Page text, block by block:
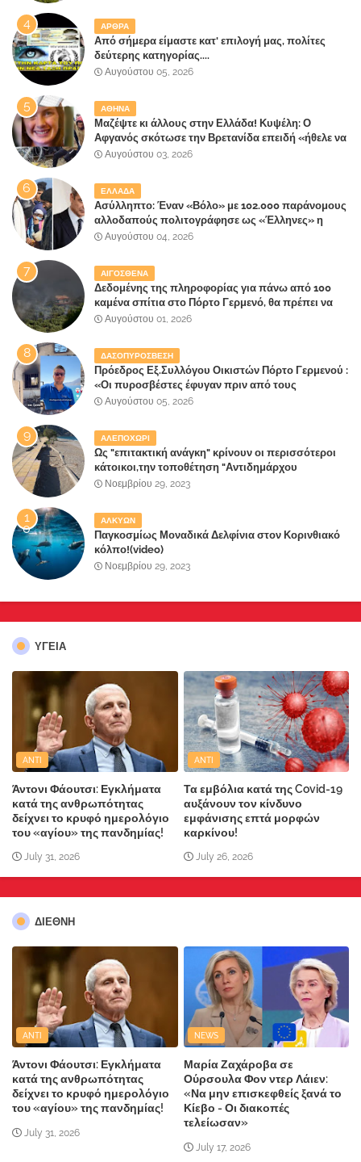
ΑΡΘΡΑ
Από σήμερα είμαστε κατ' επιλογή μας, πολίτες
δεύτερης κατηγορίας....
Αυγούστου 05, 2026
ΑΘΗΝΑ
Μαζέψτε κι άλλους στην Ελλάδα! Κυψέλη: Ο
Αφγανός σκότωσε την Βρετανίδα επειδή «ήθελε να
κάνει τη σύντροφό του χριστιανή»
Αυγούστου 03, 2026
ΕΛΛΑΔΑ
Ασύλληπτο: Έναν «Βόλο» με 102.000 παράνομους
αλλοδαπούς πολιτογράφησε ως «Έλληνες» η
κυβέρνηση!
Αυγούστου 04, 2026
ΑΙΓΟΣΘΕΝΑ
Δεδομένης της πληροφορίας για πάνω από 100
καμένα σπίτια στο Πόρτο Γερμενό, θα πρέπει να
αναζητηθούν ευθύνες για την ολοσχερή
επίγειου παραδείσου της Αττικής
Αυγούστου 01, 2026
ΔΑΣΟΠΥΡΟΣΒΕΣΗ
Πρόεδρος Εξ.Συλλόγου Οικιστών Πόρτο Γερμενού :
«Οι πυροσβέστες έφυγαν πριν από τους
κατοίκους»
Αυγούστου 05, 2026
ΑΛΕΠΟΧΩΡΙ
Ως "επιτακτική ανάγκη" κρίνουν οι περισσότεροι
κάτοικοι,την τοποθέτηση "Αντιδημάρχου
Παραλιακής Ζώνης" στο Δήμο Μάνδρας-Ειδυλλίας!
Νοεμβρίου 29, 2023
ΑΛΚΥΩΝ
Παγκοσμίως Μοναδικά Δελφίνια στον Κορινθιακό
κόλπο!(video)
Νοεμβρίου 29, 2023
ΥΓΕΙΑ
ANTI
Άντονι Φάουτσι: Εγκλήματα
κατά της ανθρωπότητας
δείχνει το κρυφό ημερολόγιο
του «αγίου» της πανδημίας!
July 31, 2026
ANTI
Τα εμβόλια κατά της Covid-19
αυξάνουν τον κίνδυνο
εμφάνισης επτά μορφών
καρκίνου!
July 26, 2026
ΔΙΕΘΝΗ
ANTI
Άντονι Φάουτσι: Εγκλήματα
κατά της ανθρωπότητας
δείχνει το κρυφό ημερολόγιο
του «αγίου» της πανδημίας!
July 31, 2026
NEWS
Μαρία Ζαχάροβα σε
Ούρσουλα Φον ντερ Λάιεν:
«Να μην επισκεφθείς ξανά το
Κίεβο - Οι διακοπές
τελείωσαν»
July 17, 2026